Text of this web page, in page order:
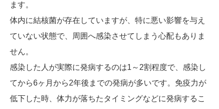
ます。
体内に結核菌が存在していますが、特に悪い影響を与え
ていない状態で、周囲へ感染させてしまう心配もありま
せん。
感染した人が実際に発病するのは1～2割程度で、感染し
てから6ヶ月から2年後までの発病が多いです。免疫力が
低下した時、体力が落ちたタイミングなどに発病するこ